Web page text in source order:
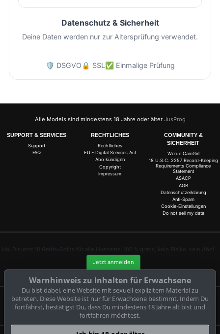
Datenschutz & Sicherheit
Deine Daten werden nur zur Altersprüfung verwendet.
🛡️ DSGVO 🔒 SSL ✅ Einmalige Prüfung
Alle Models sind mindestens 18 Jahre oder älter JusProg
SUPPORT & SERVICES
Support
FAQ
RECHTLICHES
Rechtliches
EU - Digital Services Act
Abo kündigen
Copyright
Impressum
COMMUNITY &
SICHERHEIT
Werde CamGirl
18 U.S.C. 2257 Record-Keeping
Requirements Compliance
Statement
ASACP
AGB
Datenschutzerklärung
Anti-Spam
Cookie-Einstellungen
Do not sell my data
Hol Dir jetzt 10 Gratis-Coins für alle Livecams! 100 % gratis, kein Risiko, kein Abo!
Jetzt anmelden
Beschwerden und Entfernung von Inhalten
Warnhinweis zu Inhalten für Erwachsene
Du bist dabei, eine Website mit sexuell explizitem Material zu
betreten. Diese Website ist nur für Erwachsene bestimmt. Indem Du
fortfährst, bestätigst Du, dass Du mindestens 18 Jahre alt bist und
fortfahren möchtest.